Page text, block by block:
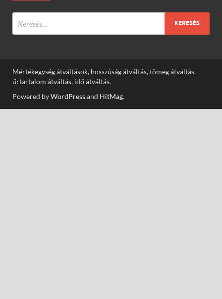
Mértékegység átváltások, hosszúság átváltás, tömeg átváltás,
űrtartalom átváltás, idő átváltás.
Powered byWordPressand HitMag.